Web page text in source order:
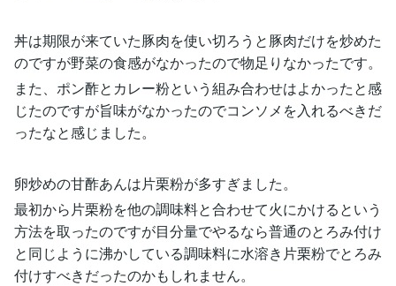
丼は期限が来ていた豚肉を使い切ろうと豚肉だけを炒めた
のですが野菜の食感がなかったので物足りなかったです。
また、ポン酢とカレー粉という組み合わせはよかったと感
じたのですが旨味がなかったのでコンソメを入れるべきだ
ったなと感じました。
卵炒めの甘酢あんは片栗粉が多すぎました。
最初から片栗粉を他の調味料と合わせて火にかけるという
方法を取ったのですが目分量でやるなら普通のとろみ付け
と同じように沸かしている調味料に水溶き片栗粉でとろみ
付けすべきだったのかもしれません。